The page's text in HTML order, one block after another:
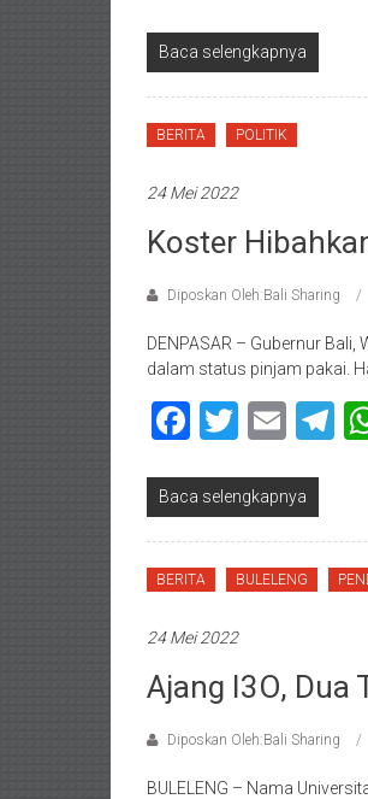
Baca selengkapnya
BERITA POLITIK
24 Mei 2022
Koster
Diposkan Oleh:Bali Sharing
DENPASAR – Gubernur
dalam status pinjam pakai.
Facebook
Twitter
Baca selengkapnya
BERITA BULELENG
24 Mei 2022
Ajang I3O, Dua
Diposkan Oleh:Bali Sharing
BULELENG – Nama